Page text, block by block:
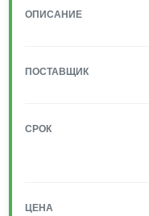
ОПИСАНИЕ
ПОСТАВЩИК
СРОК
ЦЕНА